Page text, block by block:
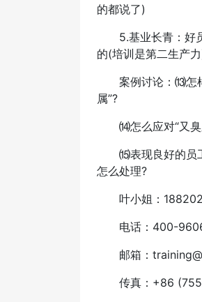
的都说了)
5.基业长青：好
的(培训是第二生产
案例讨论：⒀怎
属”?
⒁怎么应对“又臭
⒂表现良好的员工
怎么处理?
叶小姐：
电话：400-
邮箱：
传真：+86